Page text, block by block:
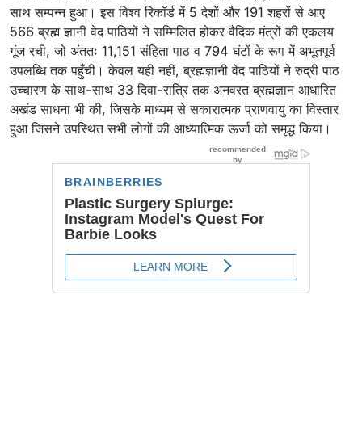
साथ सम्पन्न हुआ। इस विश्व रिकॉर्ड में 5 देशों और 191 शहरों से आए
566 ब्रह्म ज्ञानी वेद पाठियों ने सम्मिलित होकर वैदिक मंत्रों की एकलय
गूंज रची, जो अंततः 11,151 संहिता पाठ व 794 घंटों के रूप में अभूतपूर्व
उपलब्धि तक पहुँची। केवल यही नहीं, ब्रह्मज्ञानी वेद पाठियों ने रुद्री पाठ
उच्चारण के साथ-साथ 33 दिवा-रात्रि तक अनवरत ब्रह्मज्ञान आधारित
अखंड साधना भी की, जिसके माध्यम से सकारात्मक प्राणवायु का विस्तार
हुआ जिसने उपस्थित सभी लोगों की आध्यात्मिक ऊर्जा को समृद्ध किया।